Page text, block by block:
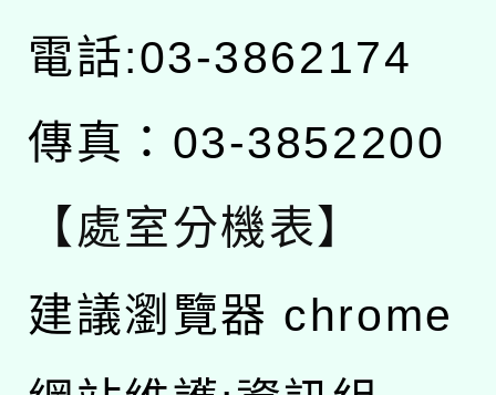
電話:03-3862174
傳真：03-3852200
【處室分機表】
建議瀏覽器 chrome